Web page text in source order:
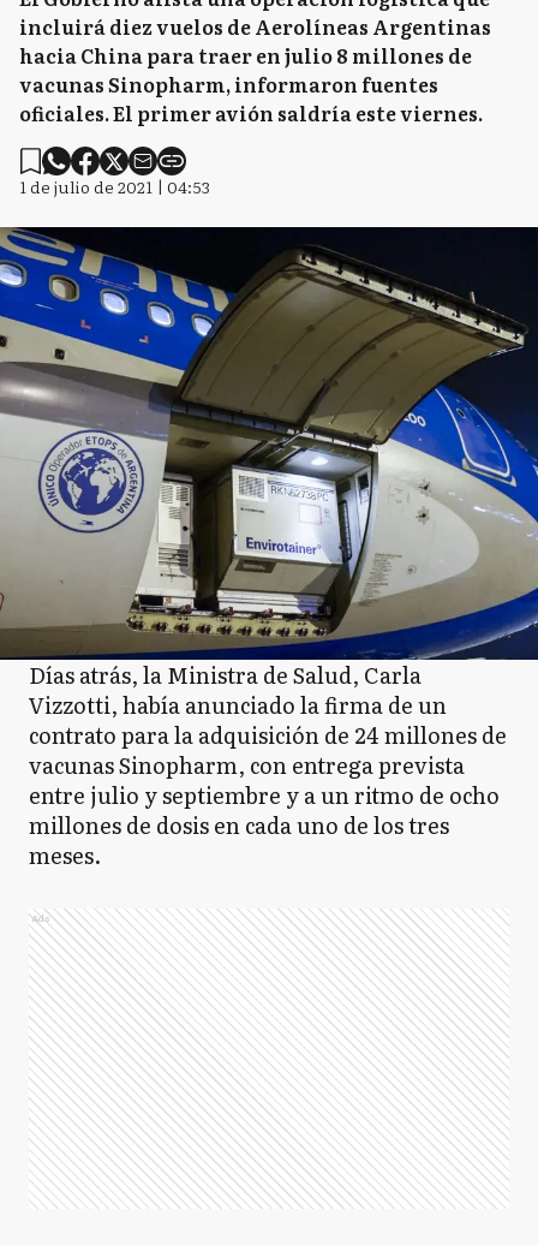
incluirá diez vuelos de Aerolíneas Argentinas
hacia China para traer en julio 8 millones de
vacunas Sinopharm, informaron fuentes
oficiales. El primer avión saldría este viernes.
1 de julio de 2021 | 04:53
Días atrás, la Ministra de Salud, Carla
Vizzotti, había anunciado la firma de un
contrato para la adquisición de 24 millones de
vacunas Sinopharm, con entrega prevista
entre julio y septiembre y a un ritmo de ocho
millones de dosis en cada uno de los tres
meses.
Ads